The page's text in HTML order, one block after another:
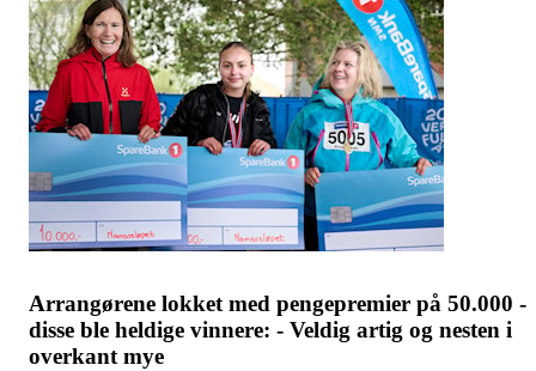
Arrangørene lokket med pengepremier på 50.000 -
disse ble heldige vinnere: - Veldig artig og nesten i
overkant mye